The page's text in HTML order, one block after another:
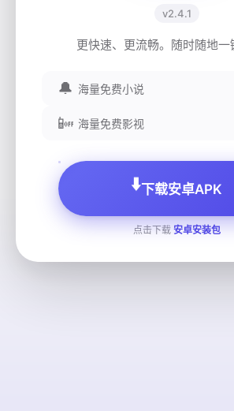
v2.4.1
更快速、更流畅。随时随地一
🔔 海量免费小说
📴 海量免费影视
⬇️下载安卓APK
点击下载 安卓安装包